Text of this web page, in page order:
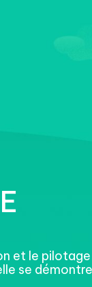
et le
se